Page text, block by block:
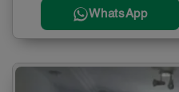
WhatsApp